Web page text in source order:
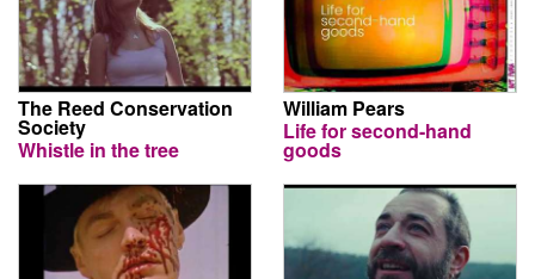
The Reed Conservation
Society
Whistle in the tree
William Pears
Life for second-hand
goods